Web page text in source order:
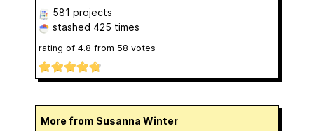
581 projects
stashed 425 times
rating of 4.8 from 58 votes
More from Susanna Winter